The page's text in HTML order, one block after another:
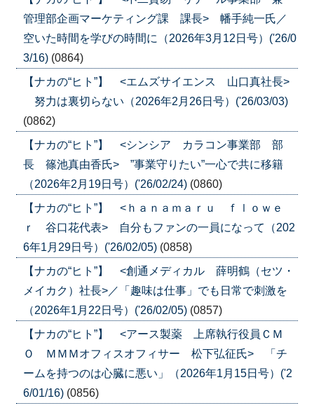
管理部企画マーケティング課 課長> 幡手純一氏／
空いた時間を学びの時間に（2026年3月12日号）('26/0
3/16) (0864)
【ナカの“ヒト”】 <エムズサイエンス 山口真社長>
努力は裏切らない（2026年2月26日号）('26/03/03)
(0862)
【ナカの“ヒト”】 <シンシア カラコン事業部 部
長 篠池真由香氏> ”事業守りたい”一心で共に移籍
（2026年2月19日号）('26/02/24) (0860)
【ナカの“ヒト”】 <ｈａｎａｍａｒｕ ｆｌｏｗｅ
ｒ 谷口花代表> 自分もファンの一員になって（202
6年1月29日号）('26/02/05) (0858)
【ナカの“ヒト”】 <創通メディカル 薛明鶴（セツ・
メイカク）社長>／「趣味は仕事」でも日常で刺激を
（2026年1月22日号）('26/02/05) (0857)
【ナカの“ヒト”】 <アース製薬 上席執行役員ＣＭ
Ｏ ＭＭＭオフィスオフィサー 松下弘征氏> 「チ
ームを持つのは心臓に悪い」（2026年1月15日号）('2
6/01/16) (0856)